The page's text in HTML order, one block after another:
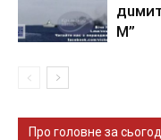
М”
Про головне за